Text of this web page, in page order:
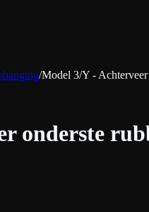
/Model 3/Y - Achterveer
onderste